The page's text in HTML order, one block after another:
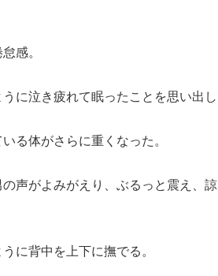
感。
に泣き疲れて眠ったことを思い出し
る体がさらに重くなった。
声がよみがえり、ぶるっと震え、
に背中を上下に撫でる。